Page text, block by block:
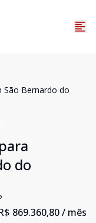
São Bernardo do
do
869.360,80/ mês